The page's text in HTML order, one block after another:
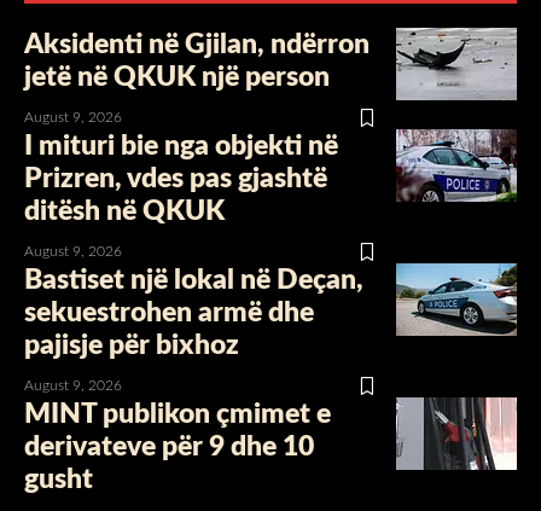
Aksidenti në Gjilan, ndërron
jetë në QKUK një person
August 9, 2026
I mituri bie nga objekti në
Prizren, vdes pas gjashtë
ditësh në QKUK
August 9, 2026
Bastiset një lokal në Deçan,
sekuestrohen armë dhe
pajisje për bixhoz
August 9, 2026
MINT publikon çmimet e
derivateve për 9 dhe 10
gusht